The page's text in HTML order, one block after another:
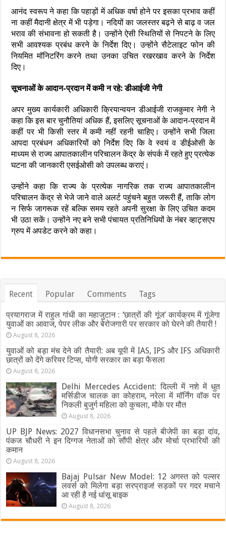
आनंद स्वरूप ने कहा कि पहाड़ों में अधिक वर्षा होने पर इसका प्रभाव कहीं
ना कहीं मैदानी क्षेत्र में भी पड़ेगा। नदियों का जलस्तर बढ़ने से बाढ़ व जल
भराव की संभावना हो सकती है। उन्होंने ऐसी स्थितियों से निपटने के लिए
सभी आवश्यक प्रबंध करने के निर्देश दिए। उन्होंने सैटेलाइट फोन की
नियमित मॉनिटरिंग करने तथा उनका उचित रखरखाव करने के निर्देश
दिए।
सूचनाओं के आदान-प्रदान में कमी न रहे: डीआईजी नेगी
अपर मुख्य कार्यकारी अधिकारी क्रियान्वयन डीआईजी राजकुमार नेगी ने
कहा कि इस बार चुनौतियां अधिक हैं, इसलिए सूचनाओं के आदान-प्रदान में
कहीं पर भी किसी स्तर में कमी नहीं रहनी चाहिए। उन्होंने सभी जिला
आपदा प्रबंधन अधिकारियों को निर्देश दिए कि वे स्वयं व डीईओसी के
माध्यम से राज्य आपातकालीन परिचालन केंद्र के संपर्क में रहते हुए प्रत्येक
घटना की जानकारी एसईओसी को उपलब्ध कराएं।
उन्होंने कहा कि राज्य के प्रत्येक नागरिक तक राज्य आपातकालीन
परिचालन केंद्र से भेजे जाने वाले अलर्ट पहुंचने बहुत जरूरी हैं, ताकि लोग
न सिर्फ जागरूक रहें बल्कि समय रहते अपनी सुरक्षा के लिए उचित कदम
भी उठा सकें। उन्होंने नए बने सभी पंचायत प्रतिनिधियों के नंबर व्हाट्सएप
ग्रुप में अपडेट करने को कहा।
Recent Popular Comments Tags
प्रयागराज में राहुल गांधी का महाजुटान : ‘छात्रों की गूंज’ कार्यक्रम में गूंजेगा
युवाओं का आवाज, पेपर लीक और बेरोजगारी पर सरकार को घेरने की तैयारी !
August 8, 2026
युवाओं को बड़ा मंच देने की तैयारी: अब यूपी में IAS, IPS और IFS अधिकारी
छात्रों को देंगे करियर टिप्स, योगी सरकार का बड़ा फैसला
August 8, 2026
Delhi Mercedes Accident: दिल्ली में नशे में धुत
मर्सिडीज चालक का कोहराम, नरेला में मॉर्निंग वॉक पर
निकली बुजुर्ग महिला को कुचला, मौके पर मौत
August 8, 2026
UP BJP News: 2027 विधानसभा चुनाव से पहले बीजेपी का बड़ा दांव,
पंकज चौधरी ने इन दिग्गज नेताओं को सौंपी क्षेत्र और मोर्चा प्रभारियों की
कमान
August 8, 2026
Bajaj Pulsar New Model: 12 अगस्त को पल्सर
लवर्स को मिलेगा बड़ा सरप्राइज! सड़कों पर गदर मचाने
आ रही है नई धांसू बाइक
August 8, 2026